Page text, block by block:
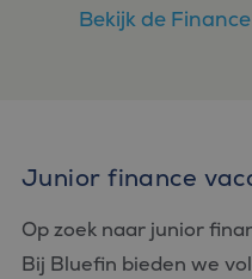
Bekijk de
Junior finance
Op zoek naar junior
Bij Bluefin bieden we